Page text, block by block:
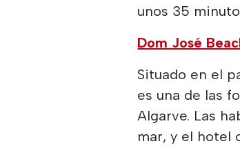
unos 35
Dom José
Situado en el
es una de las
Algarve. Las
mar, y el hotel